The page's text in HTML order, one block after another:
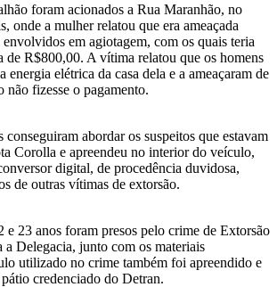
foram acionados a Rua Maranhão, no
onde a mulher relatou que era ameaçada
em agiotagem, com os quais teria
de R$800,00. A vítima relatou que os homens
energia elétrica da casa dela e a ameaçaram de
não fizesse o pagamento.
abordar os suspeitos que estavam
Corolla e apreendeu no interior do veículo,
digital, de procedência duvidosa,
de outras vítimas de extorsão.
e 23 anos foram presos pelo crime de Extorsão
a Delegacia, junto com os materiais
utilizado no crime também foi apreendido e
credenciado do Detran.